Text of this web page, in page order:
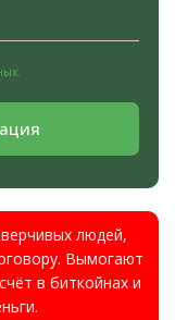
людей,
Вымогают
в биткойнах и